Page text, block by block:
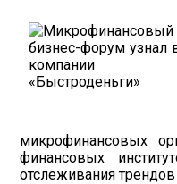
микрофинансовых
финансовых
отслеживания